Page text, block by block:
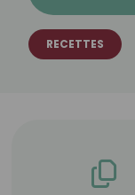
RECETTES